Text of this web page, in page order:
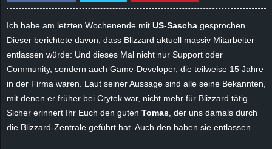
Ich habe am letzten Wochenende mit US-Sascha gesprochen.
Dieser berichtete davon, dass Blizzard aktuell massiv Mitarbeiter
entlassen würde: Und dieses Mal nicht nur Support oder
Community, sondern auch Game-Developer, die teilweise 15 Jahre
in der Firma waren. Laut seiner Aussage sind alle seine Bekannten,
mit denen er früher bei Crytek war, nicht mehr für Blizzard tätig.
Sicher erinnert Ihr Euch den guten Tomas , der uns damals durch
die Blizzard-Zentrale geführt hat. Auch den haben sie entlassen.